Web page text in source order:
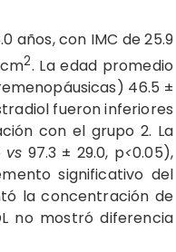
años, con IMC de 25.9
2. La edad promedio
46.5 ±
fueron inferiores
con el grupo 2. La
vs 97.3 ± 29.0, p<0.05),
significativo del
la concentración de
no mostró diferencia